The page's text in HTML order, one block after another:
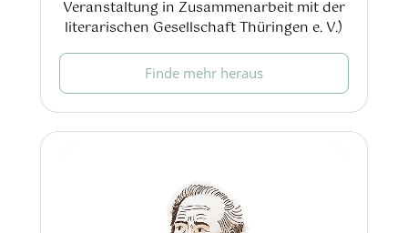
Veranstaltung in Zusammenarbeit mit der
literarischen Gesellschaft Thüringen e. V.)
Finde mehr heraus